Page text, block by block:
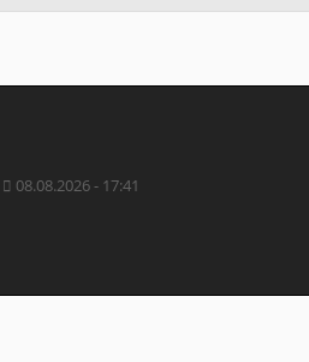
08.08.2026 - 17:41